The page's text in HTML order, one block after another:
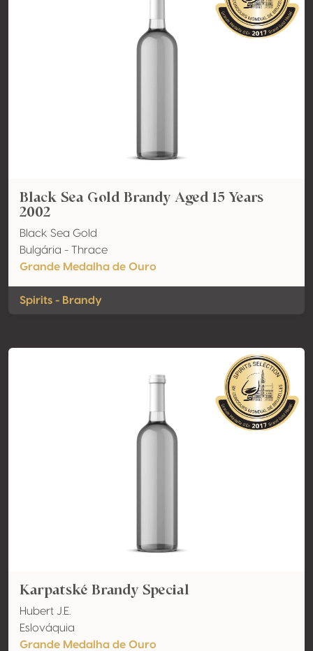
Black Sea Gold Brandy Aged 15 Years
2002
Black Sea Gold
Bulgária - Thrace
Grande Medalha de Ouro
Spirits - Brandy
Karpatské Brandy Special
Hubert J.E.
Eslováquia
Grande Medalha de Ouro